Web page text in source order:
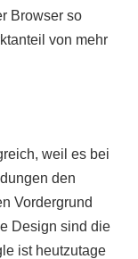
Browser so
von mehr
weil es bei
den
Vordergrund
Design sind die
ist heutzutage